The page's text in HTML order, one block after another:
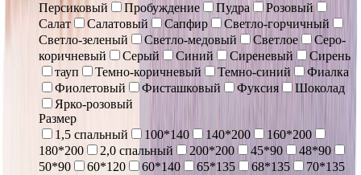
Персиковый
Пробуждение Пудра
Розовый
Салат
Салатовый Сапфир
Светло-горчичный
Светло-зеленый
Светло-медовый Светлое
Серо-
коричневый
Серый Синий Сиреневый
Сирень
тауп
Темно-коричневый Темно-синий
Фиалка
Фиолетовый
Фисташковый Фуксия
Шоколад
Ярко-розовый
Размер
1,5 спальный
100*140 140*200
160*200
180*200
2,0 спальный 200*200 45*90
48*90
50*90
60*120 60*140 65*135 68*135
70*135